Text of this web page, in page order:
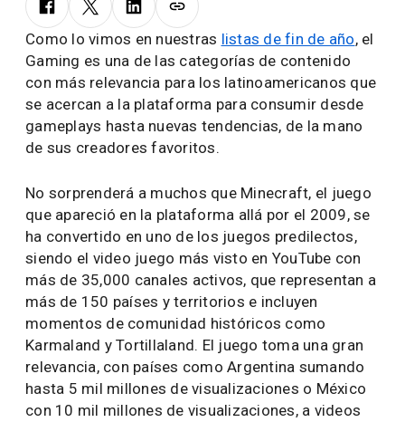
Como lo vimos en nuestras listas de fin de año, el
Gaming es una de las categorías de contenido
con más relevancia para los latinoamericanos que
se acercan a la plataforma para consumir desde
gameplays hasta nuevas tendencias, de la mano
de sus creadores favoritos.
No sorprenderá a muchos que Minecraft, el juego
que apareció en la plataforma allá por el 2009, se
ha convertido en uno de los juegos predilectos,
siendo el video juego más visto en YouTube con
más de 35,000 canales activos, que representan a
más de 150 países y territorios e incluyen
momentos de comunidad históricos como
Karmaland y Tortillaland. El juego toma una gran
relevancia, con países como Argentina sumando
hasta 5 mil millones de visualizaciones o México
con 10 mil millones de visualizaciones, a videos